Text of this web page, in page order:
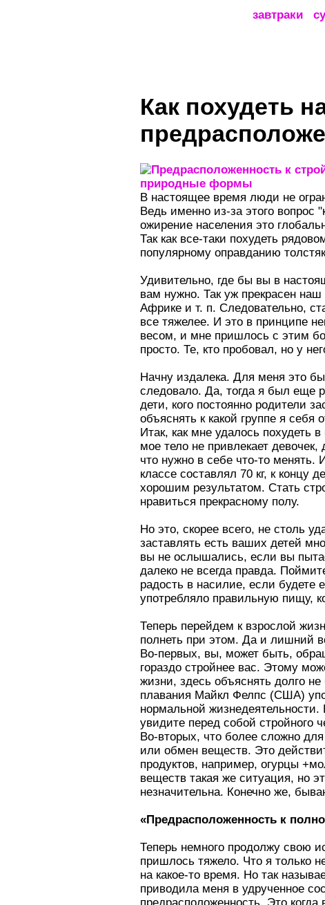
завтраки
Как похудеть
В настоящее время люди не
Ведь именно из-за этого вопрос
ожирение населения это
Так как все-таки похудеть
популярному оправданию
Удивительно, где бы вы в
вам нужно. Так уж прекрасен
Африке и т. п. Следовательно,
все тяжелее. И это в принципе
весом, и мне пришлось с этим
просто. Те, кто пробовал, но у
Начну издалека. Для меня это
следовало. Да, тогда я был еще
дети, кого постоянно родители
объяснять к какой группе я себя
Итак, как мне удалось похудеть
мое тело не привлекает
что нужно в себе что-то
классе составлял 70 кг, к концу
хорошим результатом. Стать
нравиться прекрасному полу.
Но это, скорее всего, не столь
заставлять есть ваших детей
вы не ослышались, если вы
далеко не всегда правда.
радость в насилие, если будете
употребляло правильную пищу,
Теперь перейдем к взрослой
полнеть при этом. Да и лишний
Во-первых, вы, может быть,
гораздо стройнее вас. Этому
жизни, здесь объяснять долго
плавания Майкл Фелпс (США)
нормальной
увидите перед собой стройного
Во-вторых, что более сложно
или обмен веществ. Это
продуктов, например, огурцы
веществ такая же ситуация, но
незначительна. Конечно же,
«Предрасположенность к
Теперь немного продолжу свою
пришлось тяжело. Что я только
на какое-то время. Но так
приводила меня в удрученное
предрасположенность. Это